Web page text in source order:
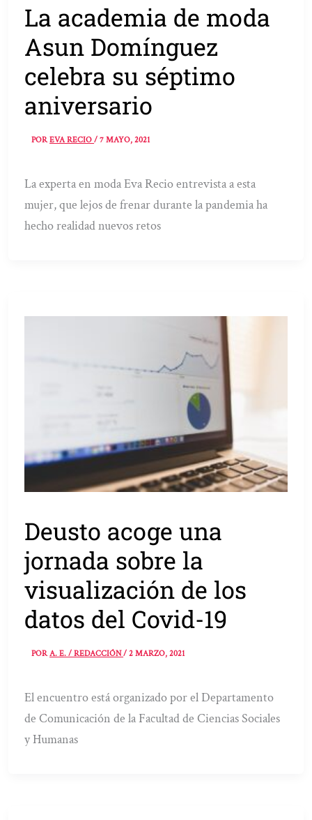
La academia de moda
Asun Domínguez
celebra su séptimo
aniversario
POREVA RECIO/7 MAYO, 2021
La experta en moda Eva Recio entrevista a esta
mujer, que lejos de frenar durante la pandemia ha
hecho realidad nuevos retos
Deusto acoge una
jornada sobre la
visualización de los
datos del Covid-19
PORA. E. / REDACCIÓN/2 MARZO, 2021
El encuentro está organizado por el Departamento
de Comunicación de la Facultad de Ciencias Sociales
y Humanas